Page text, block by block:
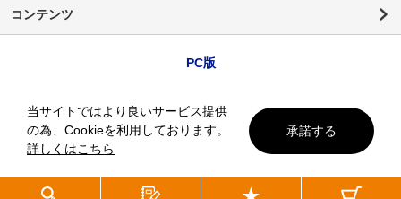
コンテンツ
PC版
当サイトではより良いサービス提供
の為、Cookieを利用しております。
詳しくはこちら
承諾する